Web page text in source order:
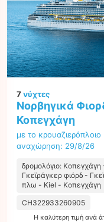
7νύχτες
Νορβηγικά
Κοπεγχάγη
με το
αναχώρηση: 29/8/26
δρομολόγιο:
Γκεϊράγκερ φιόρδ -
πλω - Kiel - Κοπεγχάγη
CH322933260905
Η καλύτερη τιμή ανά